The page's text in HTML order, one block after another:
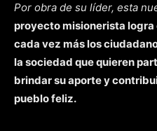
Por obra de su líder, esta
proyecto misionerista logra
cada vez más los
la sociedad que quieren
brindar su aporte y
pueblo feliz.